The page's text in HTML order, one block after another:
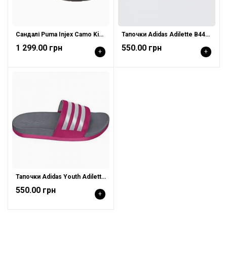
Сандалі Puma Injex Camo Kids 365081 02
1 299.00 грн +
Тапочки Adidas Adilette B44875
550.00 грн +
Тапочки Adidas Youth Adilette SC AQ5427
550.00 грн +